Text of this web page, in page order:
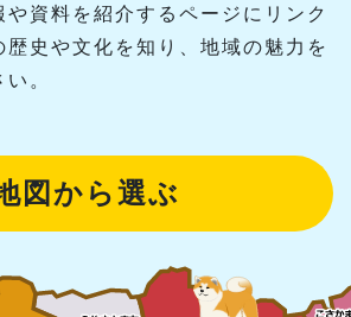
資料を紹介するページにリンク
歴史や文化を知り、地域の魅力を
。
図から選ぶ